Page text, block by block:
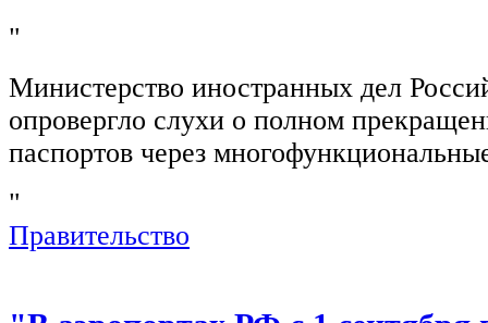
"
Министерство иностранных дел
опровергло слухи о полном
паспортов через
"
Правительство